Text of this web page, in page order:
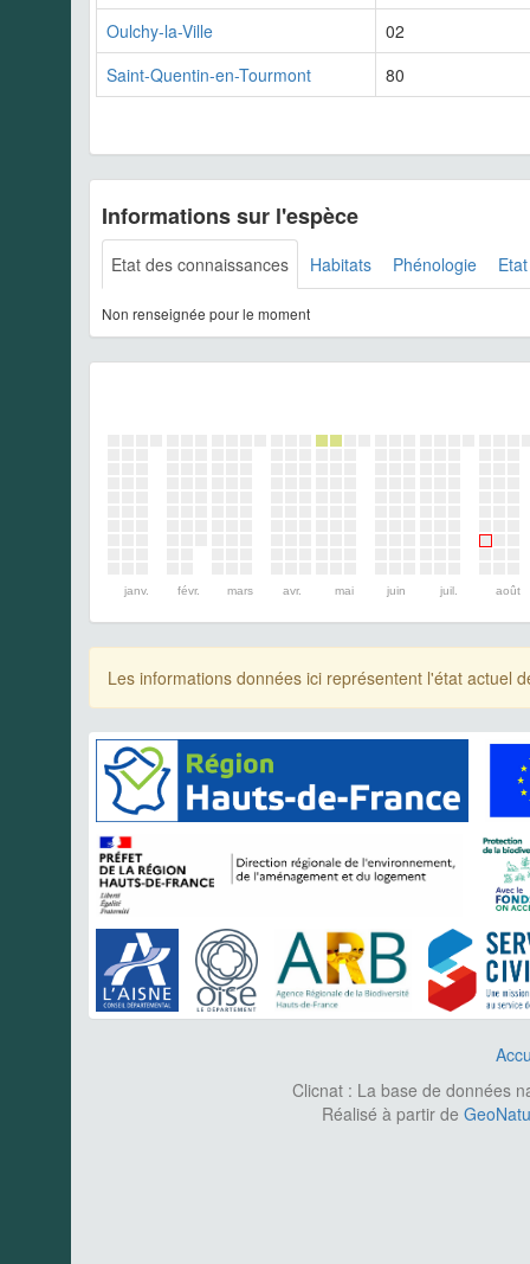
Oulchy-la-Ville
02
Saint-Quentin-en-Tourmont
80
Informations sur l'espèce
Etat des connaissances Habitats Phénologie
Non renseignée pour le moment
janv. févr. mars avr. mai juin juil. août
Les informations données ici représentent l'état actuel
Clicnat : La base de données
Réalisé à partir de